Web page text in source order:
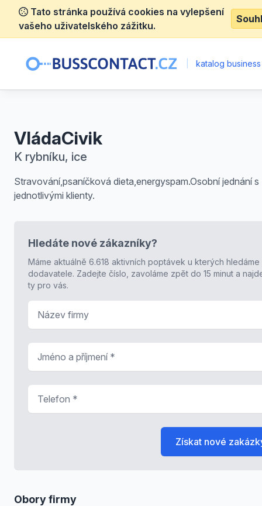
Tato stránka používá cookies na vylepšení
vašeho uživatelského zážitku.
katalog
VládaCivik
K rybníku, ice
Stravování,psaníčková dieta,energyspam.Osobní jednání s
jednotlivými klienty.
Obory firmy
Hledáte nové zákazníky?
Máme aktuálně 6.618 aktivních poptávek u kterých hledáme
dodavatele. Zadejte číslo, zavoláme zpět do 15 minut a
ty pro vás.
Získat nové